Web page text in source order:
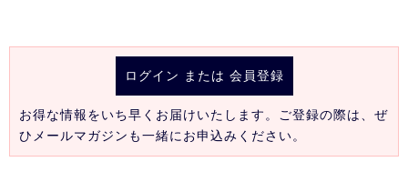
ログイン または 会員登録
お得な情報をいち早くお届けいたします。ご登録の際は、ぜ
ひメールマガジンも一緒にお申込みください。